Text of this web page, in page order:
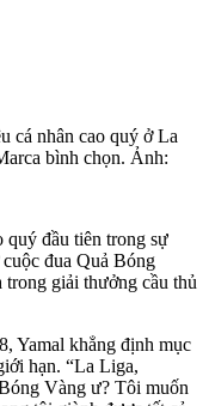
cá nhân cao quý ở La
bình chọn. Ảnh:
quý đầu tiên trong sự
đua Quả Bóng
trong giải thưởng cầu thủ
Yamal khẳng định mục
hạn. “La Liga,
Vàng ư? Tôi muốn